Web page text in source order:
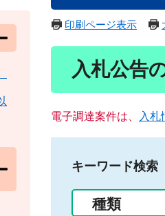
印刷ページ表示
入札公告
電子調達案件は、 入札
キーワード検索
種類